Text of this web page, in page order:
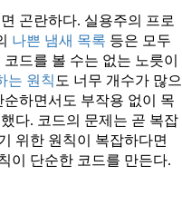
곤란하다. 실용주의 프로
나쁜 냄새 목록 등은 모두
드를 볼 수는 없는 노릇이
는 원칙 도 너무 개수가 많으
하면서도 부작용 없이 목
다. 코드의 문제는 곧 복잡
위한 원칙이 복잡하다면
이 단순한 코드를 만든다.